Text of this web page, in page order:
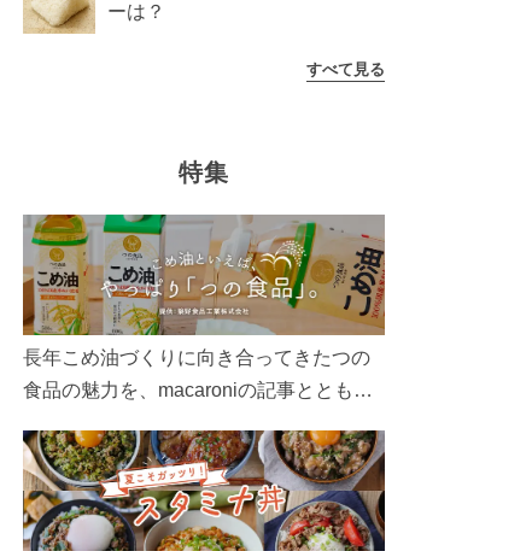
ーは？
すべて見る
特集
長年こめ油づくりに向き合ってきたつの
食品の魅力を、macaroniの記事とともに
ん、製造現場や品質へのこだわりまで。
こめ油をもっと好きになるコンテンツを
ぜひお楽しみください。